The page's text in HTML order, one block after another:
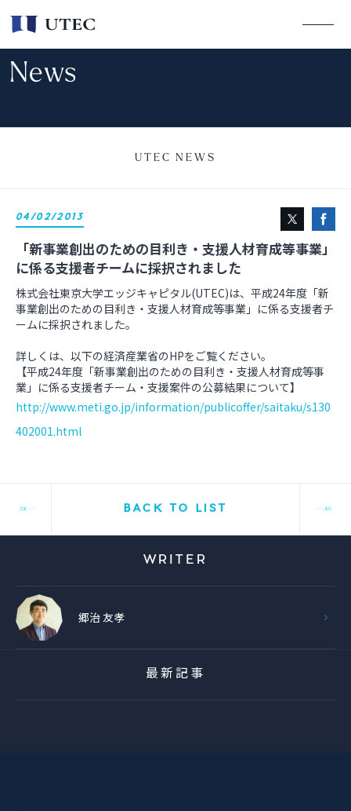
News
UTEC NEWS
04/02/2013
「新事業創出のための目利き・支援人材育成等事業」
に係る支援者チームに採択されました
株式会社東京大学エッジキャピタル(UTEC)は、平成24年度「新
事業創出のための目利き・支援人材育成等事業」に係る支援者チ
ームに採択されました。
詳しくは、以下の経済産業省のHPをご覧ください。
【平成24年度「新事業創出のための目利き・支援人材育成等事
業」に係る支援者チーム・支援案件の公募結果について】
http://www.meti.go.jp/information/publicoffer/saitaku/s130
402001.html
BACK TO LIST
WRITER
郷治 友孝
最新記事